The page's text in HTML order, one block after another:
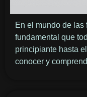
En el mundo de
fundamental que
principiante hasta
conocer y